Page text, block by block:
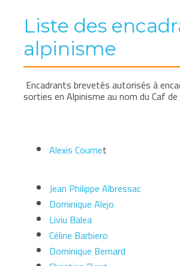
Liste des
alpinisme
Encadrants brevetés autorisés à
sorties en Alpinisme au nom du Caf
Alexis Cournet
Jean Philippe Albressac
Dominique Alejo
Liviu Balea
Céline Barbiero
Dominique Bernard